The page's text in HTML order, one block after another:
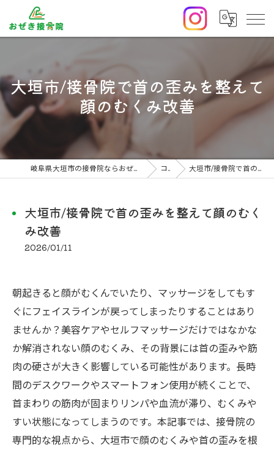
大垣市/接骨院で首の歪みを整えて
顔のむくみ改善
岐阜県大垣市の接骨院ならおぜき接骨院/整体院｜腰痛/交通事故治療/肩こり コラム 大垣市/接骨院で首の歪みを整えて顔のむくみ改善
大垣市/接骨院で首の歪みを整えて顔のむく
み改善
2026/01/11
朝起きると顔がむくんでいたり、マッサージをしてもす
ぐにフェイスラインが戻ってしまったりすることはあり
ませんか？美容ケアやセルフマッサージだけではなかな
か解消されない顔のむくみ、その背景には首の歪みや筋
肉の硬さが大きく影響している可能性があります。長時
間のデスクワークやスマートフォン使用が続くことで、
首まわりの筋肉が固まりリンパや血流が滞り、むくみや
すい状態になってしまうのです。本記事では、接骨院の
専門的な視点から、大垣市で顔のむくみや首の歪みを根